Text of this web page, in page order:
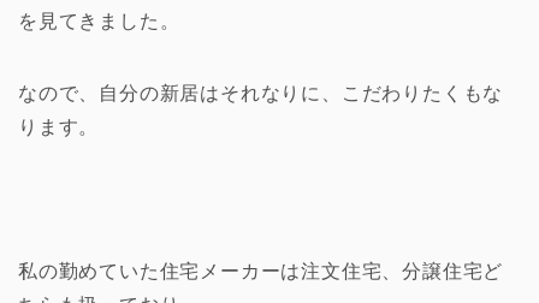
を見てきました。
なので、自分の新居はそれなりに、こだわりたくもな
ります。
私の勤めていた住宅メーカーは注文住宅、分譲住宅ど